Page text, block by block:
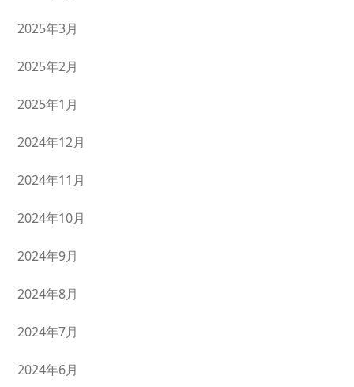
2025年3月
2025年2月
2025年1月
2024年12月
2024年11月
2024年10月
2024年9月
2024年8月
2024年7月
2024年6月